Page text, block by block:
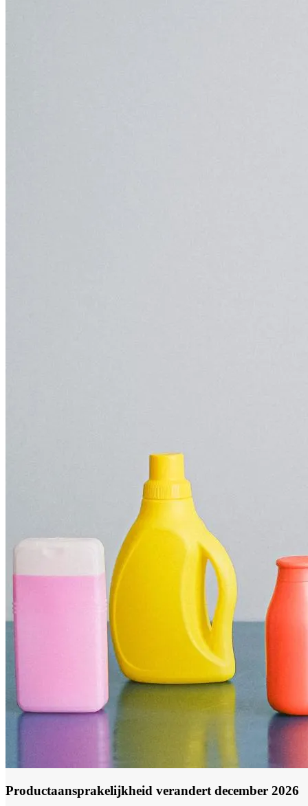
Productaansprakelijkheid verandert december 2026